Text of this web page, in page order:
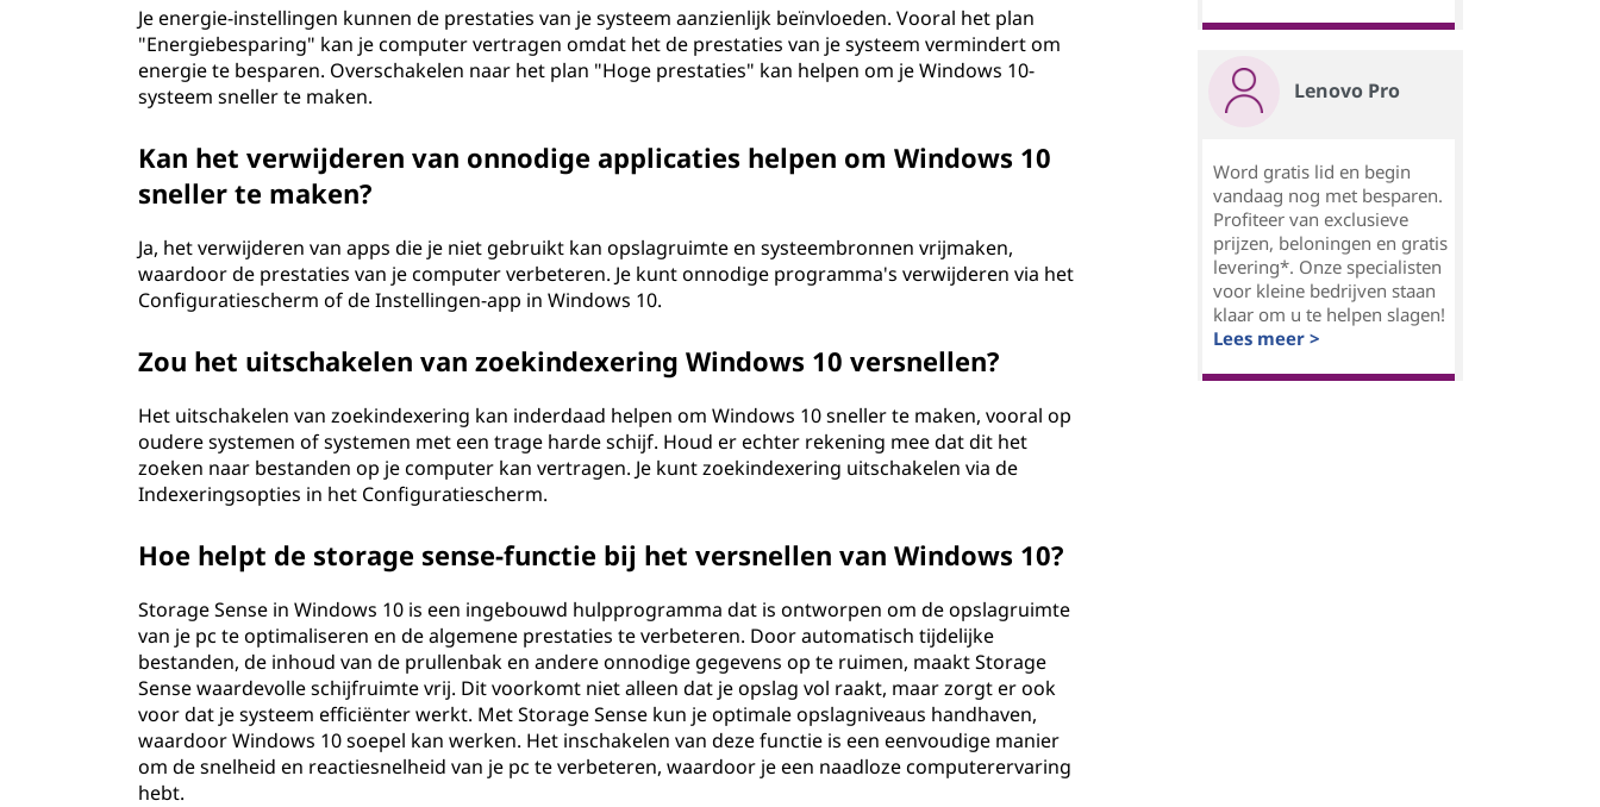
Je energie-instellingen kunnen de prestaties van je systeem aanzienlijk beïnvloeden. Vooral het plan
"Energiebesparing" kan je computer vertragen omdat het de prestaties van je systeem vermindert om
energie te besparen. Overschakelen naar het plan "Hoge prestaties" kan helpen om je Windows 10-
systeem sneller te maken.
Kan het verwijderen van onnodige applicaties helpen om Windows 10
sneller te maken?
Ja, het verwijderen van apps die je niet gebruikt kan opslagruimte en systeembronnen vrijmaken,
waardoor de prestaties van je computer verbeteren. Je kunt onnodige programma's verwijderen via het
Configuratiescherm of de Instellingen-app in Windows 10.
Zou het uitschakelen van zoekindexering Windows 10 versnellen?
Het uitschakelen van zoekindexering kan inderdaad helpen om Windows 10 sneller te maken, vooral op
oudere systemen of systemen met een trage harde schijf. Houd er echter rekening mee dat dit het
zoeken naar bestanden op je computer kan vertragen. Je kunt zoekindexering uitschakelen via de
Indexeringsopties in het Configuratiescherm.
Hoe helpt de storage sense-functie bij het versnellen van Windows 10?
Storage Sense in Windows 10 is een ingebouwd hulpprogramma dat is ontworpen om de opslagruimte
van je pc te optimaliseren en de algemene prestaties te verbeteren. Door automatisch tijdelijke
bestanden, de inhoud van de prullenbak en andere onnodige gegevens op te ruimen, maakt Storage
Sense waardevolle schijfruimte vrij. Dit voorkomt niet alleen dat je opslag vol raakt, maar zorgt er ook
voor dat je systeem efficiënter werkt. Met Storage Sense kun je optimale opslagniveaus handhaven,
waardoor Windows 10 soepel kan werken. Het inschakelen van deze functie is een eenvoudige manier
om de snelheid en reactiesnelheid van je pc te verbeteren, waardoor je een naadloze computerervaring
hebt.
Lenovo Pro
Word gratis lid en begin
vandaag nog met besparen.
Profiteer van exclusieve
prijzen, beloningen en gratis
levering*. Onze specialisten
voor kleine bedrijven staan
klaar om u te helpen slagen!
Lees meer >